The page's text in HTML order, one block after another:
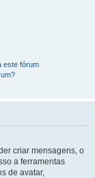
este fórum
criar mensagens, o
a ferramentas
de avatar,